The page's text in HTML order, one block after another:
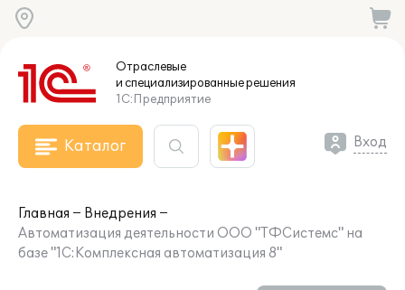
Отраслевые
и специализированныерешения
1С:Предприятие
Каталог Вход
Главная
Внедрения
Автоматизация деятельности ООО "ТФСистемс" на
базе "1С:Комплексная автоматизация 8"